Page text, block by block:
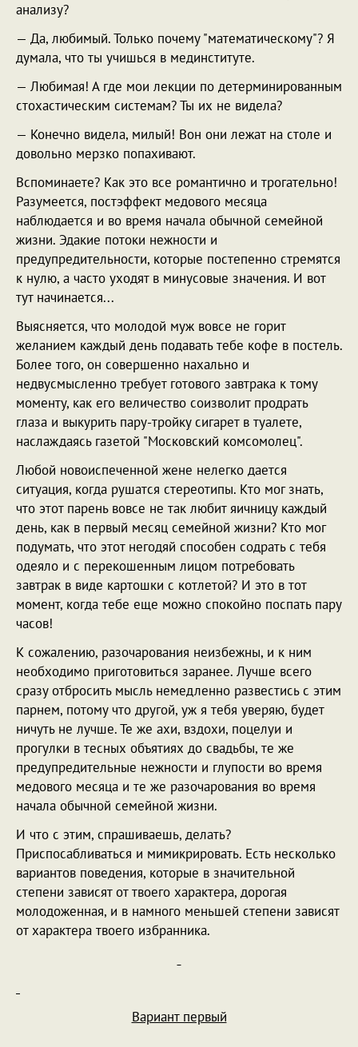
анализу?
— Да, любимый. Только почему "математическому"? Я
думала, что ты учишься в мединституте.
— Любимая! А где мои лекции по детерминированным
стохастическим системам? Ты их не видела?
— Конечно видела, милый! Вон они лежат на столе и
довольно мерзко попахивают.
Вспоминаете? Как это все романтично и трогательно!
Разумеется, постэффект медового месяца
наблюдается и во время начала обычной семейной
жизни. Эдакие потоки нежности и
предупредительности, которые постепенно стремятся
к нулю, а часто уходят в минусовые значения. И вот
тут начинается...
Выясняется, что молодой муж вовсе не горит
желанием каждый день подавать тебе кофе в постель.
Более того, он совершенно нахально и
недвусмысленно требует готового завтрака к тому
моменту, как его величество соизволит продрать
глаза и выкурить пару-тройку сигарет в туалете,
наслаждаясь газетой "Московский комсомолец".
Любой новоиспеченной жене нелегко дается
ситуация, когда рушатся стереотипы. Кто мог знать,
что этот парень вовсе не так любит яичницу каждый
день, как в первый месяц семейной жизни? Кто мог
подумать, что этот негодяй способен содрать с тебя
одеяло и с перекошенным лицом потребовать
завтрак в виде картошки с котлетой? И это в тот
момент, когда тебе еще можно спокойно поспать пару
часов!
К сожалению, разочарования неизбежны, и к ним
необходимо приготовиться заранее. Лучше всего
сразу отбросить мысль немедленно развестись с этим
парнем, потому что другой, уж я тебя уверяю, будет
ничуть не лучше. Те же ахи, вздохи, поцелуи и
прогулки в тесных объятиях до свадьбы, те же
предупредительные нежности и глупости во время
медового месяца и те же разочарования во время
начала обычной семейной жизни.
И что с этим, спрашиваешь, делать?
Приспосабливаться и мимикрировать. Есть несколько
вариантов поведения, которые в значительной
степени зависят от твоего характера, дорогая
молодоженная, и в намного меньшей степени зависят
от характера твоего избранника.
Вариант первый